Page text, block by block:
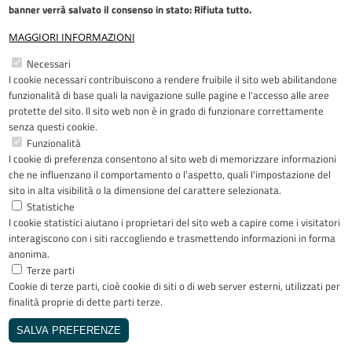
banner verrà salvato il consenso in stato: Rifiuta tutto.
MAGGIORI INFORMAZIONI
Necessari
I cookie necessari contribuiscono a rendere fruibile il sito web abilitandone
funzionalità di base quali la navigazione sulle pagine e l'accesso alle aree
protette del sito. Il sito web non è in grado di funzionare correttamente
senza questi cookie.
Funzionalità
I cookie di preferenza consentono al sito web di memorizzare informazioni
che ne influenzano il comportamento o l'aspetto, quali l'impostazione del
sito in alta visibilità o la dimensione del carattere selezionata.
Statistiche
I cookie statistici aiutano i proprietari del sito web a capire come i visitatori
interagiscono con i siti raccogliendo e trasmettendo informazioni in forma
anonima.
Terze parti
Cookie di terze parti, cioè cookie di siti o di web server esterni, utilizzati per
finalità proprie di dette parti terze.
SALVA PREFERENZE
Restiamo in contatto
FacebookYouTubeLinkedInInstagram
Riconoscimenti
Copyright © 2005-2023 - ASST Papa
Giovanni XXIII - Piazza OMS 1 24127
Bergamo - Tutti i diritti riservati